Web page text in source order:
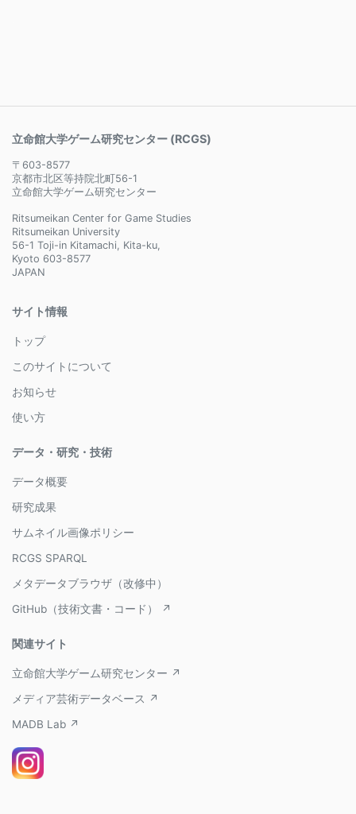
立命館大学ゲーム研究センター (RCGS)
〒603-8577
京都市北区等持院北町56-1
立命館大学ゲーム研究センター
Ritsumeikan Center for Game Studies
Ritsumeikan University
56-1 Toji-in Kitamachi, Kita-ku,
Kyoto 603-8577
JAPAN
サイト情報
トップ
このサイトについて
お知らせ
使い方
データ・研究・技術
データ概要
研究成果
サムネイル画像ポリシー
RCGS SPARQL
メタデータブラウザ（改修中）
GitHub（技術文書・コード） ↗
関連サイト
立命館大学ゲーム研究センター ↗
メディア芸術データベース ↗
MADB Lab ↗